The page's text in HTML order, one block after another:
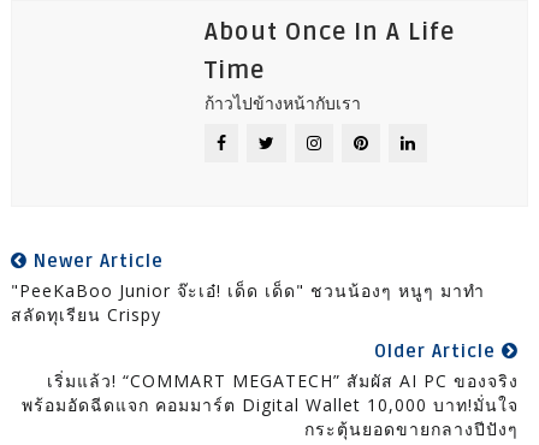
About Once In A Life
Time
ก้าวไปข้างหน้ากับเรา
Newer Article
"PeeKaBoo Junior จ๊ะเอ๋! เด็ด เด็ด" ชวนน้องๆ หนูๆ มาทำ
สลัดทุเรียน Crispy
Older Article
เริ่มแล้ว! “COMMART MEGATECH” สัมผัส AI PC ของจริง
พร้อมอัดฉีดแจก คอมมาร์ต Digital Wallet 10,000 บาท!มั่นใจ
กระตุ้นยอดขายกลางปีปังๆ